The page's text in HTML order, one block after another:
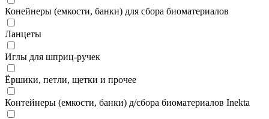
Конейнеры (емкости, банки) для сбора биоматериалов
Ланцеты
Иглы для шприц-ручек
Ёршики, петли, щетки и прочее
Контейнеры (емкости, банки) д/сбора биоматериалов Inekta